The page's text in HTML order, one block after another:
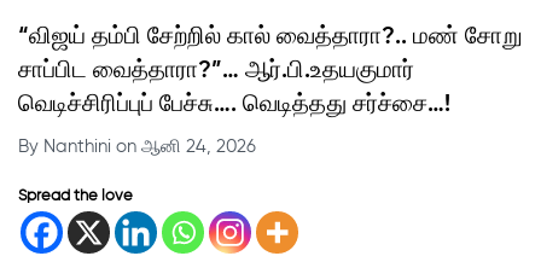
“விஜய் தம்பி சேற்றில் கால் வைத்தாரா?.. மண் சோறு
சாப்பிட வைத்தாரா?”… ஆர்.பி.உதயகுமார்
வெடிச்சிரிப்புப் பேச்சு…. வெடித்தது சர்ச்சை…!
By Nanthini on ஆனி 24, 2026
Spread the love